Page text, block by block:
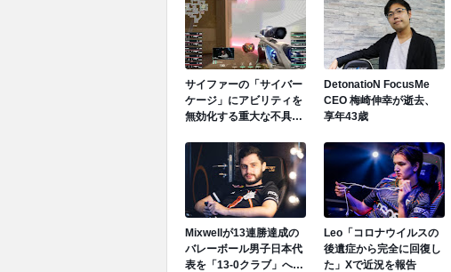
サイファーの「サイバー
ケージ」にアビリティを
無効化する重大な不具合
vs GEでも発生
DetonatioN FocusMe
CEO 梅崎伸幸が逝去、
享年43歳
Mixwellが13連勝達成の
バレーボール男子日本代
表を「13-0クラブ」へ招
Leo「コロナウイルスの
後遺症から完全に回復し
た」Xで近況を報告